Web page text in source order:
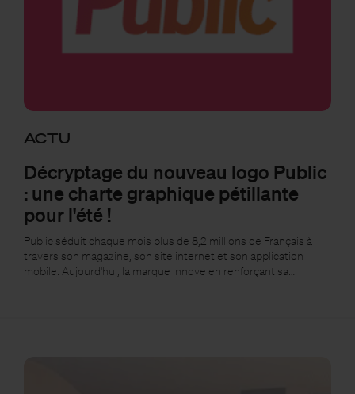
ACTU
Décryptage du nouveau logo Public
: une charte graphique pétillante
pour l'été !
Public séduit chaque mois plus de 8,2 millions de Français à
travers son magazine, son site internet et son application
mobile. Aujourd'hui, la marque innove en renforçant sa…